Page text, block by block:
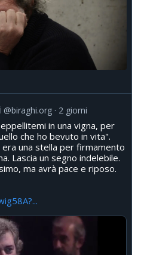
@biraghi.org 2 giorni
in una vigna, per
che ho bevuto in vita".
era una stella per firmamento
Lascia un segno indelebile.
ma avrà pace e riposo.